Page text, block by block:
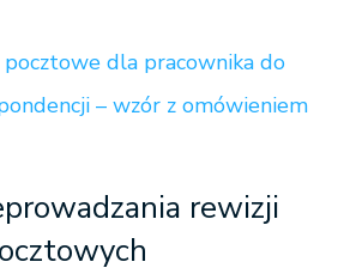
dla pracownika do
– wzór z omówieniem
rewizji